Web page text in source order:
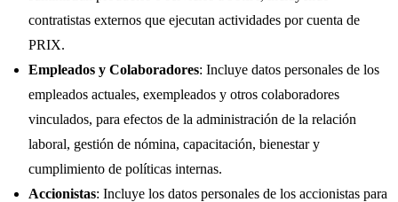
contratistas externos que ejecutan actividades por cuenta de
PRIX.
Empleados y Colaboradores: Incluye datos personales de los
empleados actuales, exempleados y otros colaboradores
vinculados, para efectos de la administración de la relación
laboral, gestión de nómina, capacitación, bienestar y
cumplimiento de políticas internas.
Accionistas: Incluye los datos personales de los accionistas para